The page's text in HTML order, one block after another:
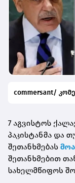
commersant/
7 აგვისტოს
პაკისტანმა და
შეთანხმებას
შეთანხმებით
სახელმწიფოს